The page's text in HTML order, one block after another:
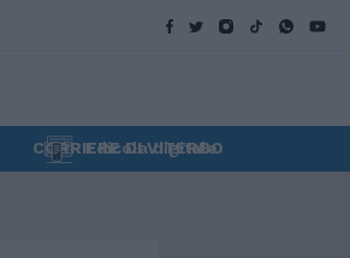
CORRIERE DI VITERBO
Edicola digitale